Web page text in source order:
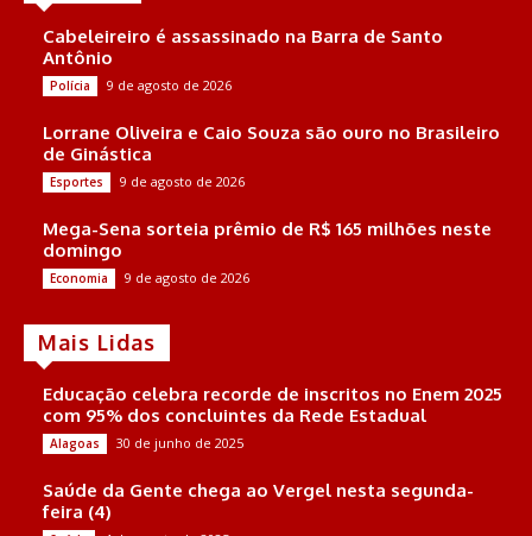
Cabeleireiro é assassinado na Barra de Santo
Antônio
Polícia 9 de agosto de 2026
Lorrane Oliveira e Caio Souza são ouro no Brasileiro
de Ginástica
Esportes 9 de agosto de 2026
Mega-Sena sorteia prêmio de R$ 165 milhões neste
domingo
Economia 9 de agosto de 2026
Mais Lidas
Educação celebra recorde de inscritos no Enem 2025
com 95% dos concluintes da Rede Estadual
Alagoas 30 de junho de 2025
Saúde da Gente chega ao Vergel nesta segunda-
feira (4)